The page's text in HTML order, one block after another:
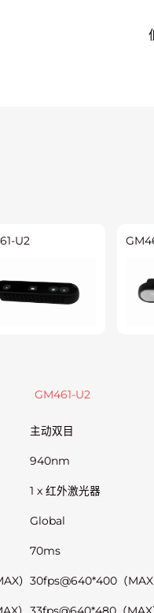
U2
GM461-U2
主动双目
940nm
1 x 红外激光器
Global
70ms
） 30fps@640*400（MAX
） 33fps@640*480（MAX